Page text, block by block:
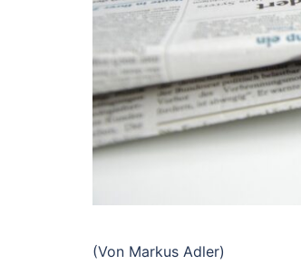
(Von Markus Adler)